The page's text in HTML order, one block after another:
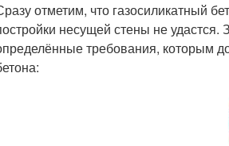
отметим, что газосиликатный
несущей стены не
требования, которым